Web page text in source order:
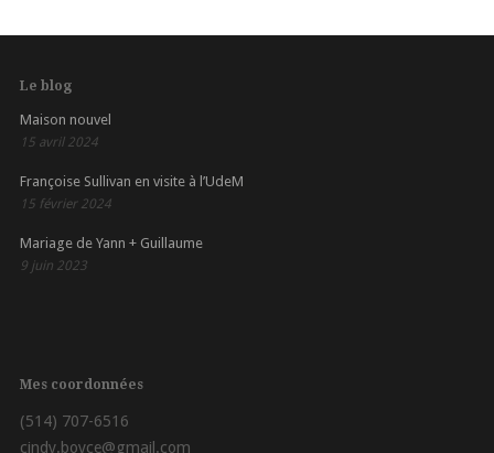
Le blog
Maison nouvel
15 avril 2024
Françoise Sullivan en visite à l’UdeM
15 février 2024
Mariage de Yann + Guillaume
9 juin 2023
Mes coordonnées
(514) 707-6516
cindy.boyce@gmail.com